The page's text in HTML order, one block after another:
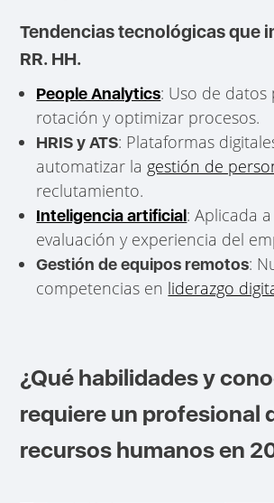
Tendencias tecnológicas que
RR. HH.
People Analytics: Uso de
rotación y optimizar procesos.
HRIS y ATS: Plataformas
automatizar la gestión de
reclutamiento.
Inteligencia artificial: Aplicada
evaluación y experiencia del
Gestión de equipos remotos:
competencias en liderazgo
¿Qué habilidades y
requiere un profesional
recursos humanos en